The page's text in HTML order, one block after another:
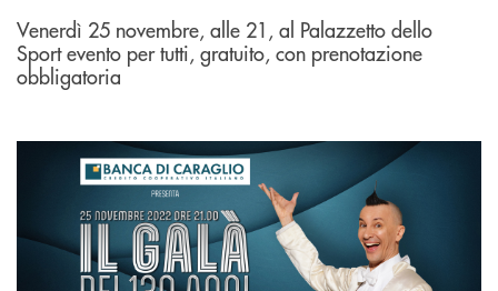
Venerdì 25 novembre, alle 21, al Palazzetto dello
Sport evento per tutti, gratuito, con prenotazione
obbligatoria